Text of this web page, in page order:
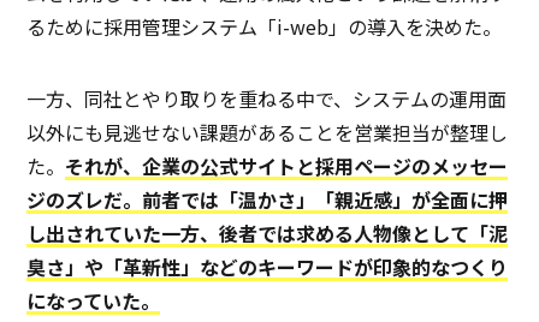
るために採用管理システム「i-web」の導入を決めた。
一方、同社とやり取りを重ねる中で、システムの運用面
以外にも見逃せない課題があることを営業担当が整理し
た。 それが、企業の公式サイトと採用ページのメッセー
ジのズレだ。前者では「温かさ」「親近感」が全面に押
し出されていた一方、後者では求める人物像として「泥
臭さ」や「革新性」などのキーワードが印象的なつくり
になっていた。